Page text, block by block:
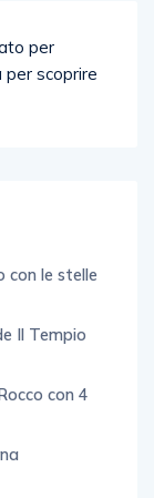
con le stelle
Il Tempio
con 4